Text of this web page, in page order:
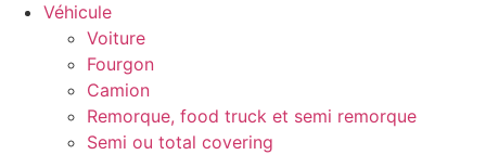
Véhicule
Voiture
Fourgon
Camion
Remorque, food truck et semi remorque
Semi ou total covering